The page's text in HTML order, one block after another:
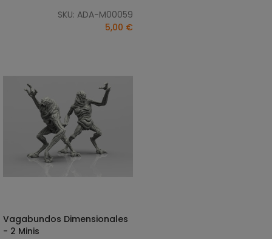
SKU: ADA-M00059
5,00 €
SELECCIONAR OPCIONES
Vagabundos Dimensionales
- 2 Minis